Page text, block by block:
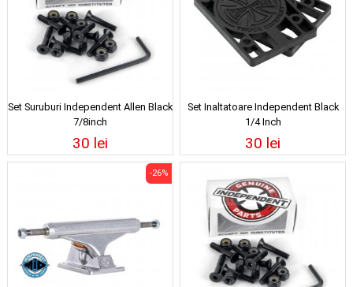
Set Suruburi Independent Allen Black
7/8inch
30 lei
Set Inaltatoare Independent Black
1/4 Inch
30 lei
-26%